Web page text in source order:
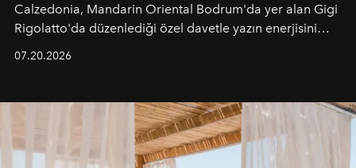
Calzedonia, Mandarin Oriental Bodrum'da yer alan Gigi
Rigolatto'da düzenlediği özel davetle yazın enerjisini
07.20.2026